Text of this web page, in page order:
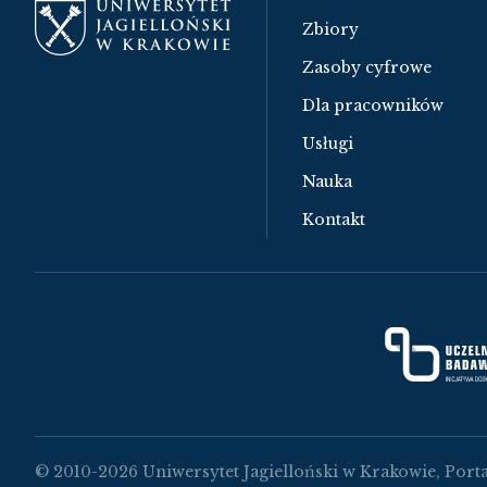
Zbiory
Zasoby cyfrowe
Dla pracowników
Usługi
Nauka
Kontakt
© 2010-2026 Uniwersytet Jagielloński w Krakowie,